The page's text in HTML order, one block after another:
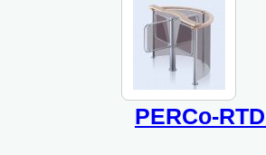
PERCo-